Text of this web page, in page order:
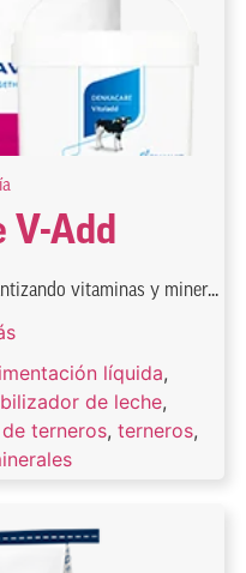
V-Add
vitaminas y miner...
líquida,
de leche,
terneros, terneros,